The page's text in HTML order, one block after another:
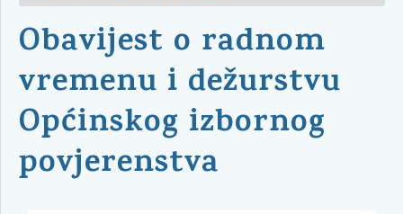
Obavijest o radnom
vremenu i dežurstvu
Općinskog izbornog
povjerenstva